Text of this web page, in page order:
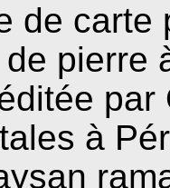
de carte
pierre
à